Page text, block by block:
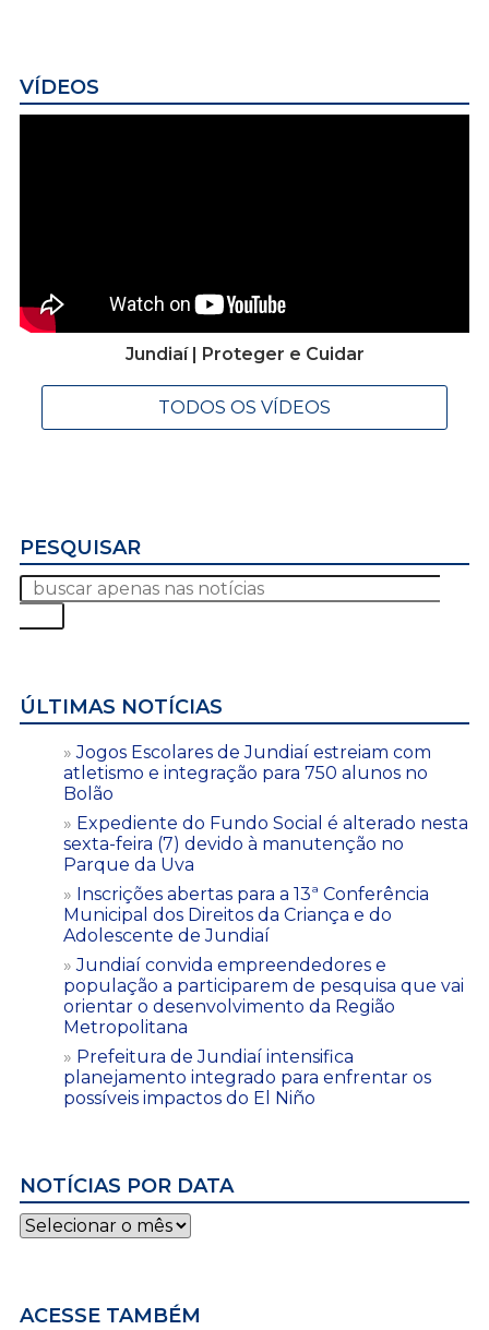
VÍDEOS
Jundiaí | Proteger e Cuidar
TODOS OS VÍDEOS
PESQUISAR
ÚLTIMAS NOTÍCIAS
Jogos Escolares de Jundiaí estreiam com
atletismo e integração para 750 alunos no
Bolão
Expediente do Fundo Social é alterado nesta
sexta-feira (7) devido à manutenção no
Parque da Uva
Inscrições abertas para a 13ª Conferência
Municipal dos Direitos da Criança e do
Adolescente de Jundiaí
Jundiaí convida empreendedores e
população a participarem de pesquisa que vai
orientar o desenvolvimento da Região
Metropolitana
Prefeitura de Jundiaí intensifica
planejamento integrado para enfrentar os
possíveis impactos do El Niño
NOTÍCIAS POR DATA
Notícias
por
ACESSE TAMBÉM